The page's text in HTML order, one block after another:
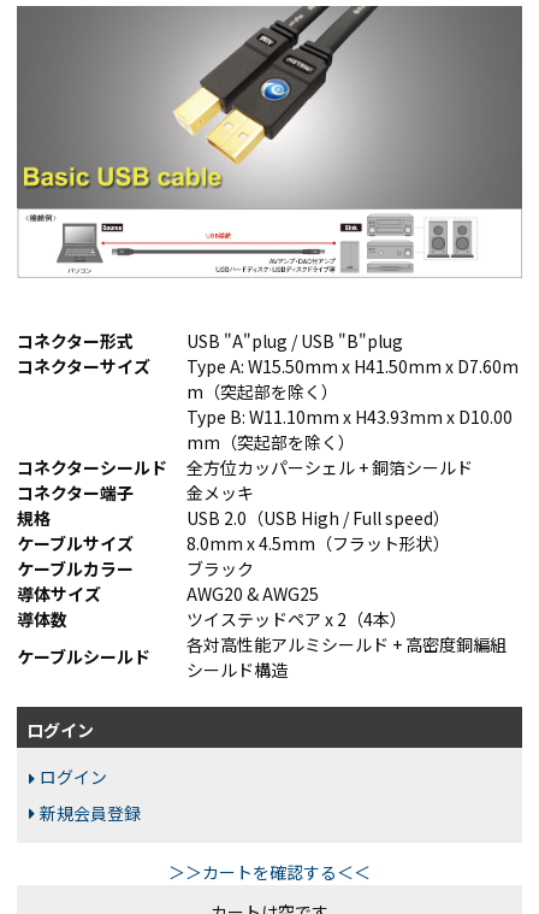
コネクター形式
USB "A"plug / USB "B"plug
コネクターサイズ
Type A: W15.50mm x H41.50mm x D7.60m
m（突起部を除く）
Type B: W11.10mm x H43.93mm x D10.00
mm（突起部を除く）
コネクターシールド
全方位カッパーシェル + 銅箔シールド
コネクター端子
金メッキ
規格
USB 2.0（USB High / Full speed）
ケーブルサイズ
8.0mm x 4.5mm（フラット形状）
ケーブルカラー
ブラック
導体サイズ
AWG20 & AWG25
導体数
ツイステッドペア x 2（4本）
ケーブルシールド
各対高性能アルミシールド + 高密度銅編組
シールド構造
ログイン
ログイン
新規会員登録
＞＞カートを確認する＜＜